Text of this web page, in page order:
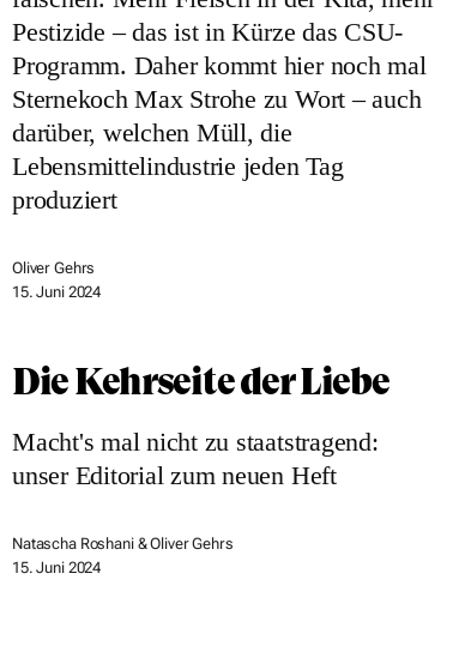
Pestizide – das ist in Kürze das CSU-
Programm. Daher kommt hier noch mal
Sternekoch Max Strohe zu Wort – auch
darüber, welchen Müll, die
Lebensmittelindustrie jeden Tag
produziert
Oliver Gehrs
15. Juni 2024
Die Kehrseite der Liebe
Macht's mal nicht zu staatstragend:
unser Editorial zum neuen Heft
Natascha Roshani & Oliver Gehrs
15. Juni 2024